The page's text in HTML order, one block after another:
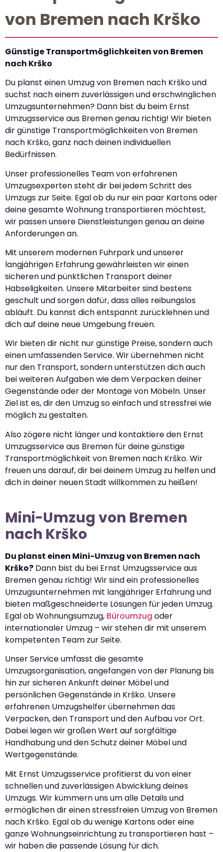
von Bremen nach Krško
Günstige Transportmöglichkeiten von Bremen
nach Krško
Du planst einen Umzug von Bremen nach Krško und
suchst nach einem zuverlässigen und erschwinglichen
Umzugsunternehmen? Dann bist du beim Ernst
Umzugsservice aus Bremen genau richtig! Wir bieten
dir günstige Transportmöglichkeiten von Bremen
nach Krško, ganz nach deinen individuellen
Bedürfnissen.
Unser professionelles Team von erfahrenen
Umzugsexperten steht dir bei jedem Schritt des
Umzugs zur Seite. Egal ob du nur ein paar Kartons oder
deine gesamte Wohnung transportieren möchtest,
wir passen unsere Dienstleistungen genau an deine
Anforderungen an.
Mit unserem modernen Fuhrpark und unserer
langjährigen Erfahrung gewährleisten wir einen
sicheren und pünktlichen Transport deiner
Habseligkeiten. Unsere Mitarbeiter sind bestens
geschult und sorgen dafür, dass alles reibungslos
abläuft. Du kannst dich entspannt zurücklehnen und
dich auf deine neue Umgebung freuen.
Wir bieten dir nicht nur günstige Preise, sondern auch
einen umfassenden Service. Wir übernehmen nicht
nur den Transport, sondern unterstützen dich auch
bei weiteren Aufgaben wie dem Verpacken deiner
Gegenstände oder der Montage von Möbeln. Unser
Ziel ist es, dir den Umzug so einfach und stressfrei wie
möglich zu gestalten.
Also zögere nicht länger und kontaktiere den Ernst
Umzugsservice aus Bremen für deine günstige
Transportmöglichkeit von Bremen nach Krško. Wir
freuen uns darauf, dir bei deinem Umzug zu helfen und
dich in deiner neuen Stadt willkommen zu heißen!
Mini-Umzug von Bremen
nach Krško
Du planst einen Mini-Umzug von Bremen nach
Krško? Dann bist du bei Ernst Umzugsservice aus
Bremen genau richtig! Wir sind ein professionelles
Umzugsunternehmen mit langjähriger Erfahrung und
bieten maßgeschneiderte Lösungen für jeden Umzug.
Egal ob Wohnungsumzug, Büroumzug oder
internationaler Umzug – wir stehen dir mit unserem
kompetenten Team zur Seite.
Unser Service umfasst die gesamte
Umzugsorganisation, angefangen von der Planung bis
hin zur sicheren Ankunft deiner Möbel und
persönlichen Gegenstände in Krško. Unsere
erfahrenen Umzugshelfer übernehmen das
Verpacken, den Transport und den Aufbau vor Ort.
Dabei legen wir großen Wert auf sorgfältige
Handhabung und den Schutz deiner Möbel und
Wertgegenstände.
Mit Ernst Umzugsservice profitierst du von einer
schnellen und zuverlässigen Abwicklung deines
Umzugs. Wir kümmern uns um alle Details und
ermöglichen dir einen stressfreien Umzug von Bremen
nach Krško. Egal ob du wenige Kartons oder eine
ganze Wohnungseinrichtung zu transportieren hast –
wir haben die passende Lösung für dich.